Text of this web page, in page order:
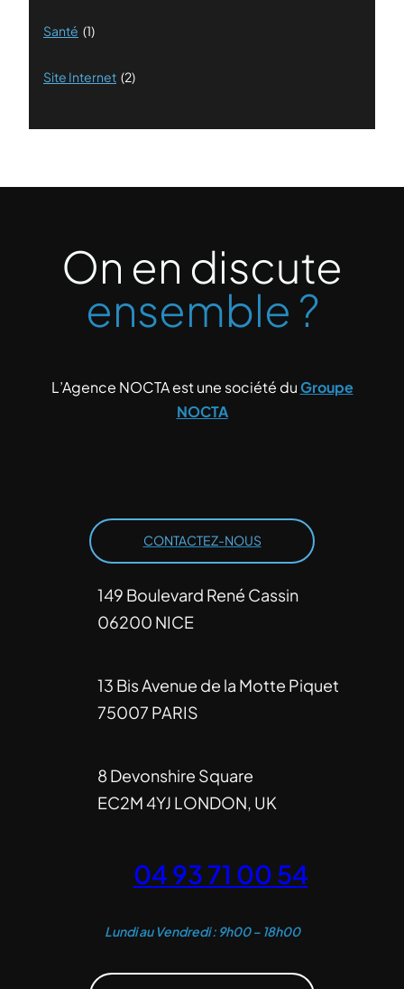
Santé (1)
Site Internet (2)
On en discute
ensemble ?
CONTACTEZ-NOUS
L’Agence NOCTA est une société duGroupe
NOCTA
149 Boulevard René Cassin
06200 NICE
13 Bis Avenue de la Motte Piquet
75007 PARIS
8 Devonshire Square
EC2M 4YJ LONDON, UK
04 93 71 00 54
Lundi au Vendredi : 9h00 – 18h00